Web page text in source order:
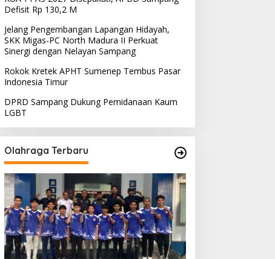
Defisit Rp 130,2 M
Jelang Pengembangan Lapangan Hidayah,
SKK Migas-PC North Madura II Perkuat
Sinergi dengan Nelayan Sampang
Rokok Kretek APHT Sumenep Tembus Pasar
Indonesia Timur
DPRD Sampang Dukung Pemidanaan Kaum
LGBT
Olahraga Terbaru